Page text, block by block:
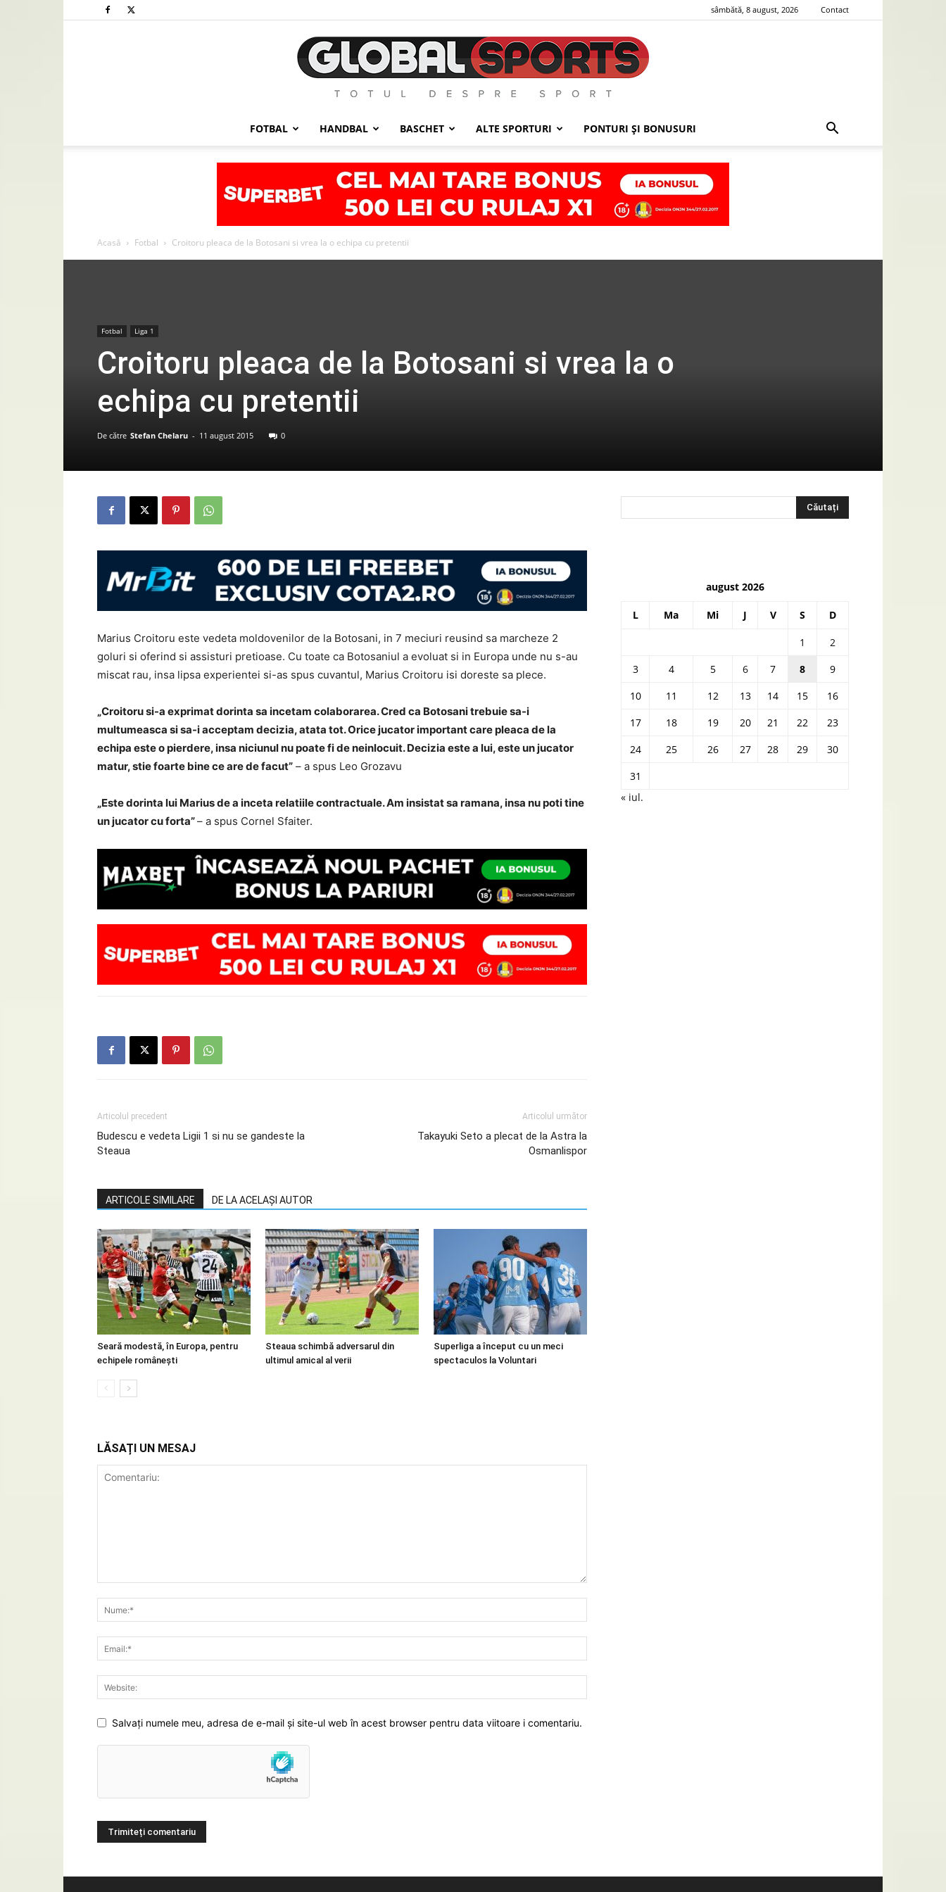
sâmbătă, 8 august, 2026 Contact
FOTBAL HANDBAL BASCHET ALTE SPORTURI PONTURI ȘI BONUSURI
Acasă Fotbal Croitoru pleaca de la Botosani si vrea la o echipa cu pretentii
Fotbal Liga 1
Croitoru pleaca de la Botosani si vrea la o
echipa cu pretentii
De către Stefan Chelaru - 11 august 2015 0
Marius Croitoru este vedeta moldovenilor de la Botosani, in 7 meciuri reusind sa marcheze 2
goluri si oferind si assisturi pretioase. Cu toate ca Botosaniul a evoluat si in Europa unde nu s-au
miscat rau, insa lipsa experientei si-as spus cuvantul, Marius Croitoru isi doreste sa plece.
„Croitoru si-a exprimat dorinta sa incetam colaborarea. Cred ca Botosani trebuie sa-i
multumeasca si sa-i acceptam decizia, atata tot. Orice jucator important care pleaca de la
echipa este o pierdere, insa niciunul nu poate fi de neinlocuit. Decizia este a lui, este un jucator
matur, stie foarte bine ce are de facut” – a spus Leo Grozavu
„Este dorinta lui Marius de a inceta relatiile contractuale. Am insistat sa ramana, insa nu poti tine
un jucator cu forta”– a spus Cornel Sfaiter.
Articolul precedent
Budescu e vedeta Ligii 1 si nu se gandeste la
Steaua
Articolul următor
Takayuki Seto a plecat de la Astra la
Osmanlispor
ARTICOLE SIMILARE DE LA ACELAȘI AUTOR
Seară modestă, în Europa, pentru
echipele românești
Steaua schimbă adversarul din
ultimul amical al verii
Superliga a început cu un meci
spectaculos la Voluntari
LĂSAȚI UN MESAJ
Salvați numele meu, adresa de e-mail și site-ul web în acest browser pentru data viitoare i comentariu.
august 2026
L Ma Mi J V S D
1
2
3
4 5 6 7 8
9
10
11 12 13 14 15
16
17
18 19 20 21 22
23
24
25 26 27 28 29
30
31
« iul.